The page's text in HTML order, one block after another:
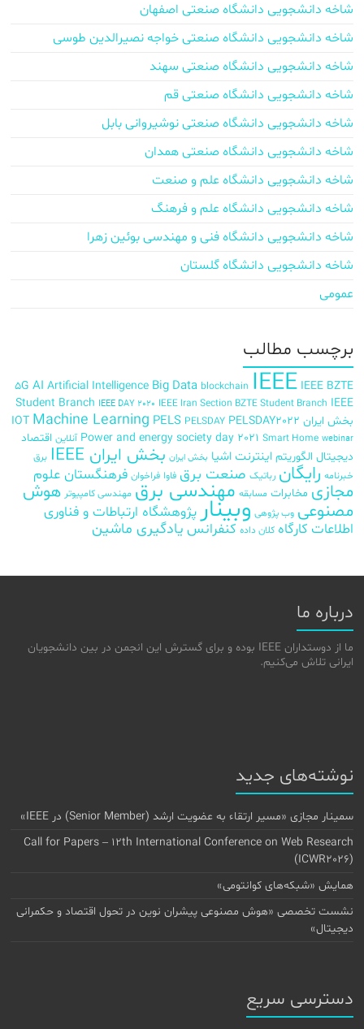
شاخه دانشجویی دانشگاه صنعتی اصفهان
شاخه دانشجویی دانشگاه صنعتی خواجه نصیرالدین طوسی
شاخه دانشجویی دانشگاه صنعتی سهند
شاخه دانشجویی دانشگاه صنعتی قم
شاخه دانشجویی دانشگاه صنعتی نوشیروانی بابل
شاخه دانشجویی دانشگاه صنعتی همدان
شاخه دانشجویی دانشگاه علم و صنعت
شاخه دانشجویی دانشگاه علم و فرهنگ
شاخه دانشجویی دانشگاه فنی و مهندسی بوئین زهرا
شاخه دانشجویی دانشگاه گلستان
عمومی
برچسب‌ مطالب
5G AI Artificial Intelligence Big Data blockchain IEEE IEEE BZTE
Student Branch IEEE DAY 2020 IEEE Iran Section BZTE Student Branch IEEE
بخش ایران
IOT Machine Learning PELS PELSDAY PELSDAY2022
Power and energy society day 2021 Smart Home webinar آنلاین اقتصاد
دیجیتال الگوریتم اینترنت اشیا بخش ایران بخش ایران IEEE
برق
خبرنامه رایگان رباتیک صنعت برق فاوا فراخوان فرهنگستان علوم
مجازی مخابرات مسابقه مهندسی برق مهندسی کامپیوتر هوش
مصنوعی وب پژوهی وبینارپژوهشگاه ارتباطات و فناوری
اطلاعات کارگاه کلان داده کنفرانس یادگیری ماشین
درباره ما
ما از دوستداران IEEE بوده و برای گسترش این انجمن در بین دانشجویان
ایرانی تلاش می‌کنیم.
نوشته‌های جدید
سمینار مجازی «مسیر ارتقاء به عضویت ارشد (Senior Member) در IEEE»
Call for Papers – 12th International Conference on Web Research
(ICWR2026)
همایش «شبکه‌های کوانتومی»
نشست تخصصی «هوش مصنوعی پیشران نوین در تحول اقتصاد و حکمرانی
دیجیتال»
دسترسی سریع